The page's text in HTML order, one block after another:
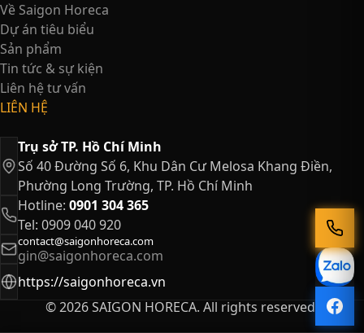
Về Saigon Horeca
Dự án tiêu biểu
Sản phẩm
Tin tức & sự kiện
Liên hệ tư vấn
LIÊN HỆ
Trụ sở TP. Hồ Chí Minh
Số 40 Đường Số 6, Khu Dân Cư Melosa Khang Điền,
Phường Long Trường, TP. Hồ Chí Minh
Hotline: 0901 304 365
Tel: 0909 040 920
contact@saigonhoreca.com
gin@saigonhoreca.com
https://saigonhoreca.vn
© 2026 SAIGON HORECA. All rights reserved.